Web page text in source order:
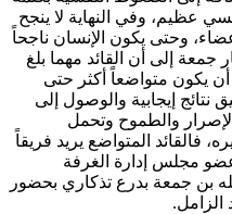
عظيم، وفي النهاية لا ينجح
وحتى يكون الإنسان ناجحاً
جمعة إلى أن القائد مهما بلغ
يكون متواضعاً أكثر حتى
إيجابية والوصول إلى
والطموح وتحمل
فالقائد المتواضع يريد فريقاً
مجلس إدارة الغرفة
بن جمعة بدرع تذكاري بحضور